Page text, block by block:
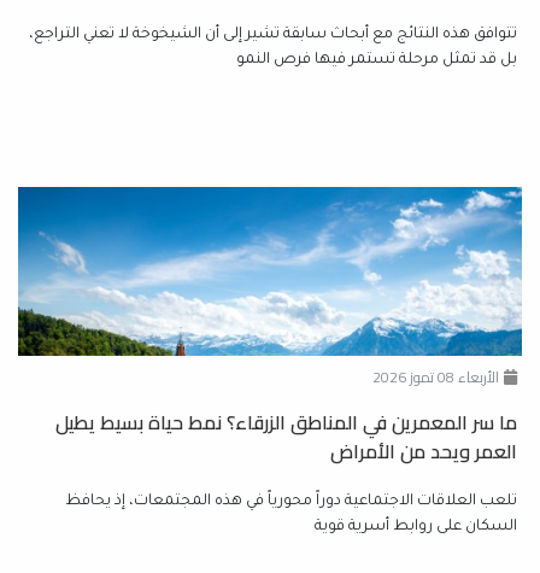
تتوافق هذه النتائج مع أبحاث سابقة تشير إلى أن الشيخوخة لا تعني التراجع،
بل قد تمثل مرحلة تستمر فيها فرص النمو
الأربعاء 08 تموز 2026
ما سر المعمرين في المناطق الزرقاء؟ نمط حياة بسيط يطيل
العمر ويحد من الأمراض
تلعب العلاقات الاجتماعية دوراً محورياً في هذه المجتمعات، إذ يحافظ
السكان على روابط أسرية قوية